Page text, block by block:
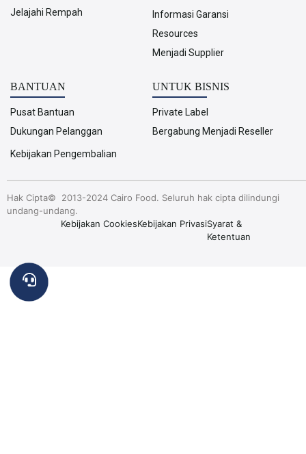
Jelajahi Rempah
Informasi Garansi
Resources
Menjadi Supplier
BANTUAN
Pusat Bantuan
Dukungan Pelanggan
Kebijakan Pengembalian
UNTUK BISNIS
Private Label
Bergabung Menjadi Reseller
Hak Cipta© 2013-2024 Cairo Food. Seluruh hak cipta dilindungi
undang-undang.
Kebijakan CookiesKebijakan PrivasiSyarat &
Ketentuan